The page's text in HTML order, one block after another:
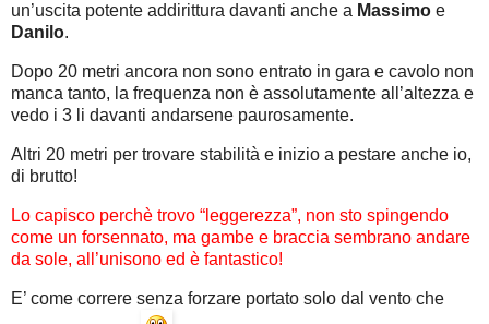
un’uscita potente addirittura davanti anche a Massimo e
Danilo.
Dopo 20 metri ancora non sono entrato in gara e cavolo non
manca tanto, la frequenza non è assolutamente all’altezza e
vedo i 3 li davanti andarsene paurosamente.
Altri 20 metri per trovare stabilità e inizio a pestare anche io,
di brutto!
Lo capisco perchè trovo “leggerezza”, non sto spingendo
come un forsennato, ma gambe e braccia sembrano andare
da sole, all’unisono ed è fantastico!
E’ come correre senza forzare portato solo dal vento che